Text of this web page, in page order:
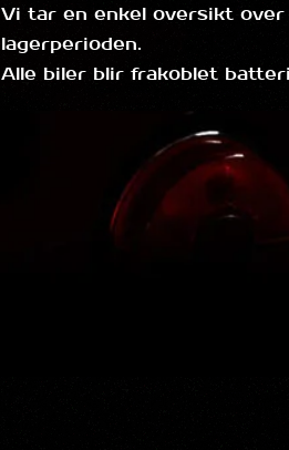
Vi tar en enkel oversikt over
lagerperioden.
Alle biler blir frakoblet